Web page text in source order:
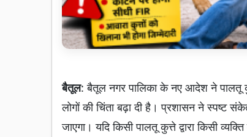
बैतूल: बैतूल नगर पालिका के नए आदेश ने पालतू
लोगों की चिंता बढ़ा दी है। प्रशासन ने स्पष्ट
जाएगा। यदि किसी पालतू कुत्ते द्वारा किसी